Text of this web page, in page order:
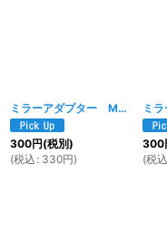
ミラーアダプター M10正→M8正
300円(税別)
(税込 : 330円)
300
(税込